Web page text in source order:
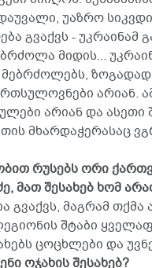
უაზრო
გვაქვს - უკრაინამ
მიდის...
მებრძოლებს,
არიან.
არიან და ასეთი
მხარდაჭერასაც
რუსებს ორი
მათ შესახებ ხომ
გვაქვს, მაგრამ
შტაბი
ცოცხლები და
ოჯახის შესახებ?